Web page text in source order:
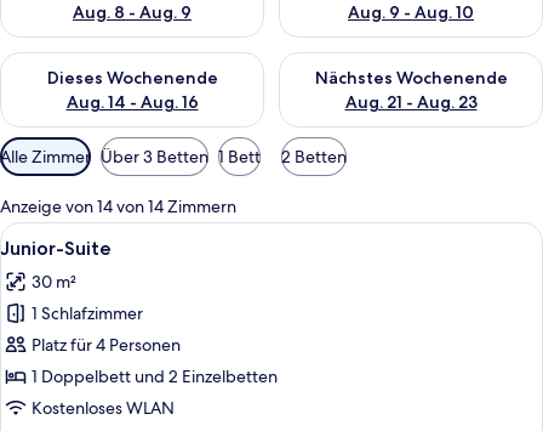
Aug. 8 - Aug. 9
Aug. 9 - Aug. 10
Dieses Wochenende
Aug. 14 - Aug. 16
Überprüfe die Verfügbarkeit für dieses Wochenende, Aug. 14
Nächstes Wochenende
Aug. 21 - Aug. 23
Überprüfe die Verfügbarkeit
Verfügbare
Filter
für
Zimmer
Alle Zimmer Über 3 Betten 1 Bett 2 Betten
Anzeige von 14 von 14 Zimmern
Alle
Fotos
für
Junior-
Suite
anzeigen
Ein modernes Hotelzimmer mit
5
Junior-Suite
30 m²
1 Schlafzimmer
Platz für 4 Personen
1 Doppelbett und 2 Einzelbetten
Kostenloses WLAN